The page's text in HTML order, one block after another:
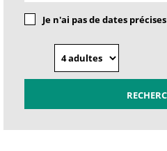
Je n'ai pas de dates précises